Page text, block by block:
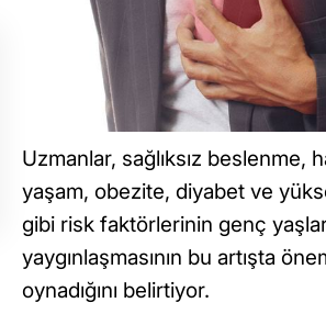
Uzmanlar, sağlıksız beslenme,
yaşam, obezite, diyabet ve
gibi risk faktörlerinin genç
yaygınlaşmasının bu artışta
oynadığını belirtiyor.